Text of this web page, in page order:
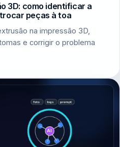
3D: como identificar a
peças à toa
na impressão 3D,
e corrigir o problema